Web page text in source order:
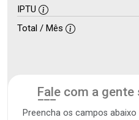
IPTU
Total / Mês
Fale com a
Preencha os campos